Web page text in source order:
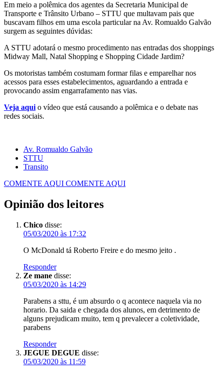
Em meio a polêmica dos agentes da Secretaria Municipal de
Transporte e Trânsito Urbano – STTU que multavam pais que
buscavam filhos em uma escola particular na Av. Romualdo Galvão
surgem as seguintes dúvidas:
A STTU adotará o mesmo procedimento nas entradas dos shoppings
Midway Mall, Natal Shopping e Shopping Cidade Jardim?
Os motoristas também costumam formar filas e emparelhar nos
acessos para esses estabelecimentos, aguardando a entrada e
provocando assim engarrafamento nas vias.
Veja aqui o vídeo que está causando a polêmica e o debate nas
redes sociais.
Av. Romualdo Galvão
STTU
Transito
COMENTE AQUI COMENTE AQUI
Opinião dos leitores
Chico disse:
05/03/2020 às 17:32
O McDonald tá Roberto Freire e do mesmo jeito .
Responder
Ze mane disse:
05/03/2020 às 14:29
Parabens a sttu, é um absurdo o q acontece naquela via no
horario. Da saida e chegada dos alunos, em detrimento de
alguns prejudicam muito, tem q prevalecer a coletividade,
parabens
Responder
JEGUE DEGUE disse:
05/03/2020 às 11:59